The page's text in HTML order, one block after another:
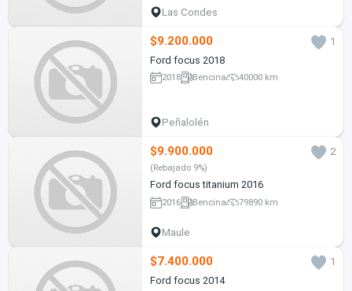
Las Condes
$9.200.000
1
Ford focus 2018
2018 Bencina 40000 km
Peñalolén
$9.900.000 2
(Rebajado 9%)
Ford focus titanium 2016
2016 Bencina 79890 km
Maule
$7.400.000
1
Ford focus 2014